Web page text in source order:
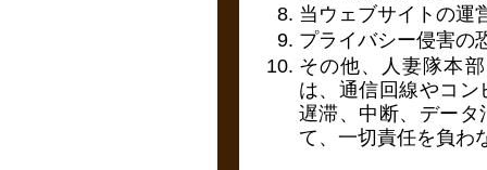
当ウェブサイトの運
プライバシー侵害の
その他、人妻隊本
は、通信回線やコ
遅滞、中断、デー
て、一切責任を負わ